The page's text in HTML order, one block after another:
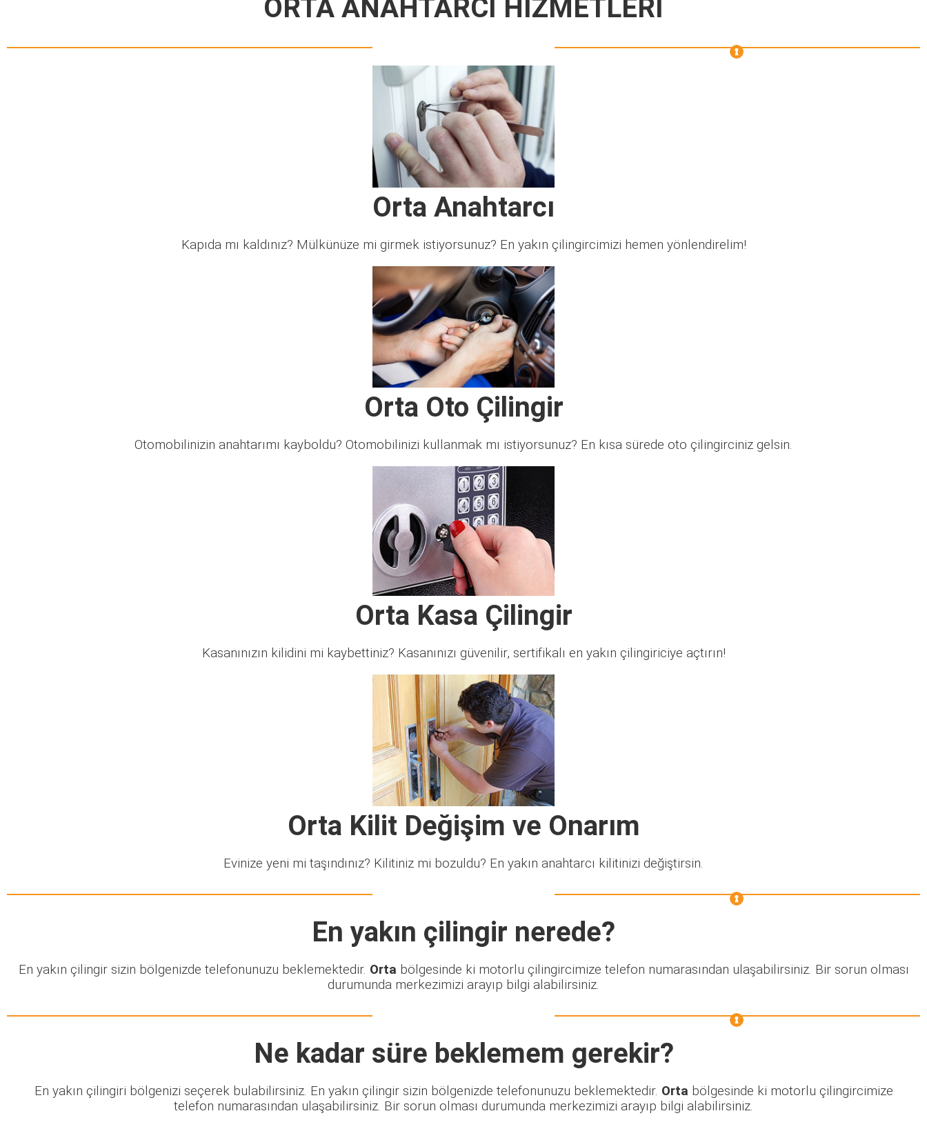
ORTA ANAHTARCI HİZMETLERİ
Orta Anahtarcı
Kapıda mı kaldınız? Mülkünüze mi girmek istiyorsunuz? En yakın çilingircimizi hemen yönlendirelim!
Orta Oto Çilingir
Otomobilinizin anahtarımı kayboldu? Otomobilinizi kullanmak mı istiyorsunuz? En kısa sürede oto çilingirciniz gelsin.
Orta Kasa Çilingir
Kasanınızın kilidini mi kaybettiniz? Kasanınızı güvenilir, sertifikalı en yakın çilingiriciye açtırın!
Orta Kilit Değişim ve Onarım
Evinize yeni mi taşındınız? Kilitiniz mi bozuldu? En yakın anahtarcı kilitinizi değiştirsin.
En yakın çilingir nerede?
En yakın çilingir sizin bölgenizde telefonunuzu beklemektedir. Orta bölgesinde ki motorlu çilingircimize telefon numarasından ulaşabilirsiniz. Bir sorun olması
durumunda merkezimizi arayıp bilgi alabilirsiniz.
Ne kadar süre beklemem gerekir?
En yakın çilingiri bölgenizi seçerek bulabilirsiniz. En yakın çilingir sizin bölgenizde telefonunuzu beklemektedir. Orta bölgesinde ki motorlu çilingircimize
telefon numarasından ulaşabilirsiniz. Bir sorun olması durumunda merkezimizi arayıp bilgi alabilirsiniz.